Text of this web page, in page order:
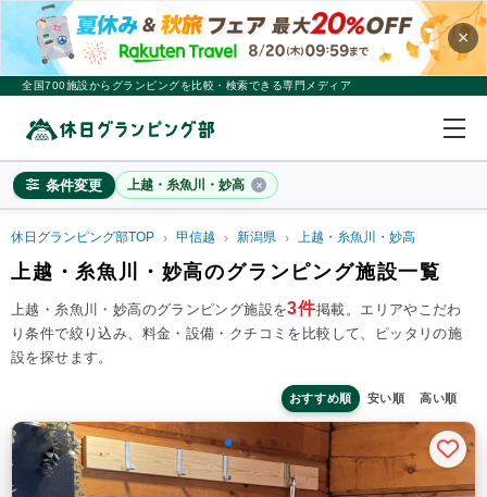
×
全国700施設からグランピングを比較・検索できる専門メディア
条件変更 上越・糸魚川・妙高
2名 1 室
料金目安 ※4名利用時の1名最安値
~20,000円/人
ペット連れ
施設タイプ
ドームテント コットンテント コテージ・ロッジ
バンガロー・キャビン 1組限定貸切
休日グランピング部TOP 甲信越 新潟県 上越・糸魚川・妙高
上越・糸魚川・妙高のグランピング施設一覧
上越・糸魚川・妙高のグランピング施設を3件掲載。 エリアやこだわ
り条件で絞り込み、料金・設備・クチコミを比較して、ピッタリの施
設を探せます。
おすすめ順 安い順 高い順